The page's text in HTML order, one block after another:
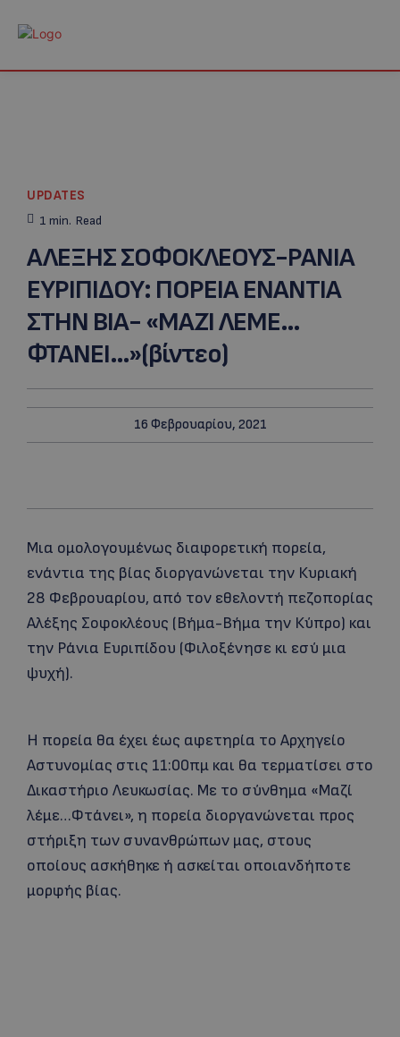
UPDATES
1 min. Read
ΑΛΕΞΗΣ ΣΟΦΟΚΛΕΟΥΣ-ΡΑΝΙΑ
ΕΥΡΙΠΙΔΟΥ: ΠΟΡΕΙΑ ΕΝΑΝΤΙΑ
ΣΤΗΝ ΒΙΑ- «ΜΑΖΙ ΛΕΜΕ…
ΦΤΑΝΕΙ…»(βίντεο)
16 Φεβρουαρίου, 2021
Μια ομολογουμένως διαφορετική πορεία,
ενάντια της βίας διοργανώνεται την Κυριακή
28 Φεβρουαρίου, από τον εθελοντή πεζοπορίας
Αλέξης Σοφοκλέους (Βήμα-Βήμα την Κύπρο) και
την Ράνια Ευριπίδου (Φιλοξένησε κι εσύ μια
ψυχή).
Η πορεία θα έχει έως αφετηρία το Αρχηγείο
Αστυνομίας στις 11:00πμ και θα τερματίσει στο
Δικαστήριο Λευκωσίας. Με το σύνθημα «Μαζί
λέμε…Φτάνει», η πορεία διοργανώνεται προς
στήριξη των συνανθρώπων μας, στους
οποίους ασκήθηκε ή ασκείται οποιανδήποτε
μορφής βίας.